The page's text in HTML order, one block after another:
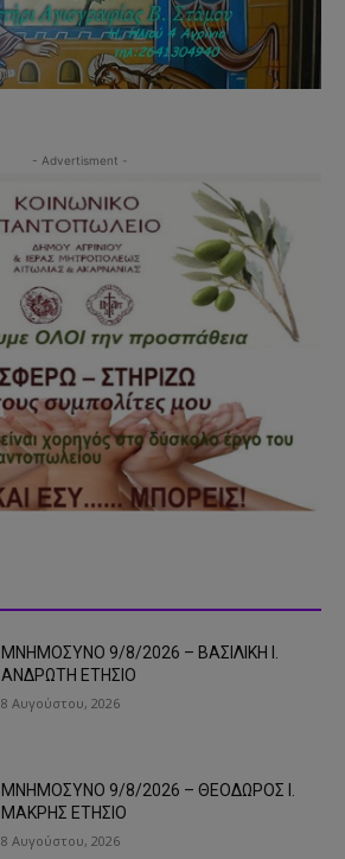
- Advertisment -
ΜΝΗΜΟΣΥΝΟ 9/8/2026 – ΒΑΣΙΛΙΚΗ Ι.
ΑΝΔΡΩΤΗ ΕΤΗΣΙΟ
8 Αυγούστου, 2026
ΜΝΗΜΟΣΥΝΟ 9/8/2026 – ΘΕΟΔΩΡΟΣ Ι.
ΜΑΚΡΗΣ ΕΤΗΣΙΟ
8 Αυγούστου, 2026